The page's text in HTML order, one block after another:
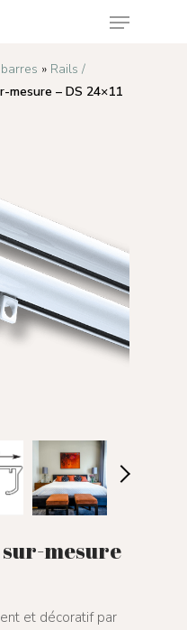
ou sur ESC
» Rails /
mesure – DS 24×11
mesure
et décoratif par